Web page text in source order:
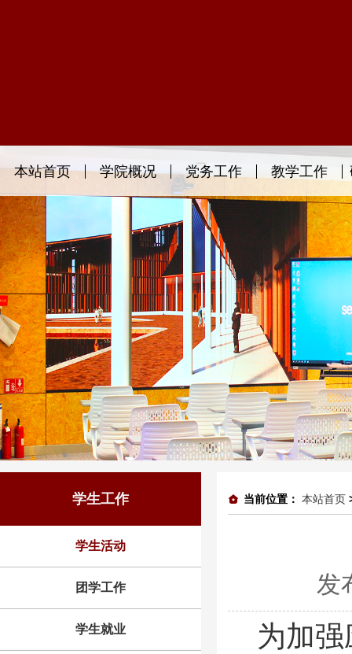
本站首页 学院概况 党务工作 教学工作
学生工作
学生活动
团学工作
学生就业
当前位置： 本站首页
发
为加